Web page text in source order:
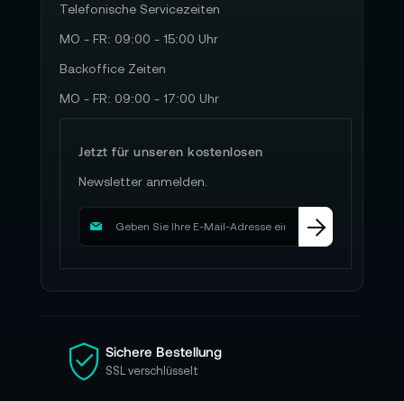
Telefonische Servicezeiten
MO - FR: 09:00 - 15:00 Uhr
Backoffice Zeiten
MO - FR: 09:00 - 17:00 Uhr
Jetzt für unseren kostenlosen
Newsletter anmelden.
M
d
i
e
s
Sichere Bestellung
SSL verschlüsselt